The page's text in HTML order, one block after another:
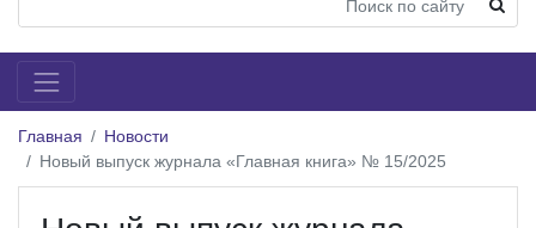
Главная
Новости
Новый выпуск журнала «Главная книга» № 15/2025